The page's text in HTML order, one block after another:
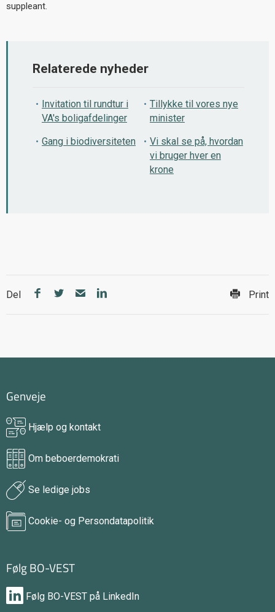
suppleant.
Relaterede nyheder
Invitation til rundtur i
VA's boligafdelinger
Tillykke til vores nye
minister
Gang i biodiversiteten
Vi skal se på, hvordan
vi bruger hver en
krone
Del Print
Genveje
Hjælp og kontakt
Om beboerdemokrati
Se ledige jobs
Cookie- og Persondatapolitik
Følg BO-VEST
Følg BO-VEST på LinkedIn